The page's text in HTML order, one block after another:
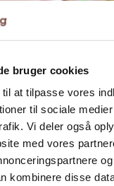
bruger cookies
at tilpasse vores
til sociale
Vi deler også
med vores
kombinere disse